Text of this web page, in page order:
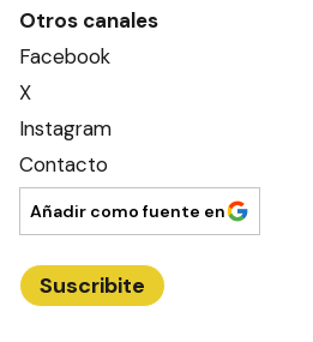
Otros canales
Facebook
X
Instagram
Contacto
Añadir como fuente en
Suscribite